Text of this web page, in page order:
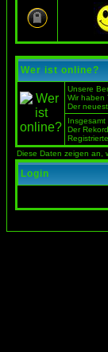
Wer ist online?
Unsere
Wir haben
Der
Insgesamt
Der
Diese Daten zeigen an,
Login